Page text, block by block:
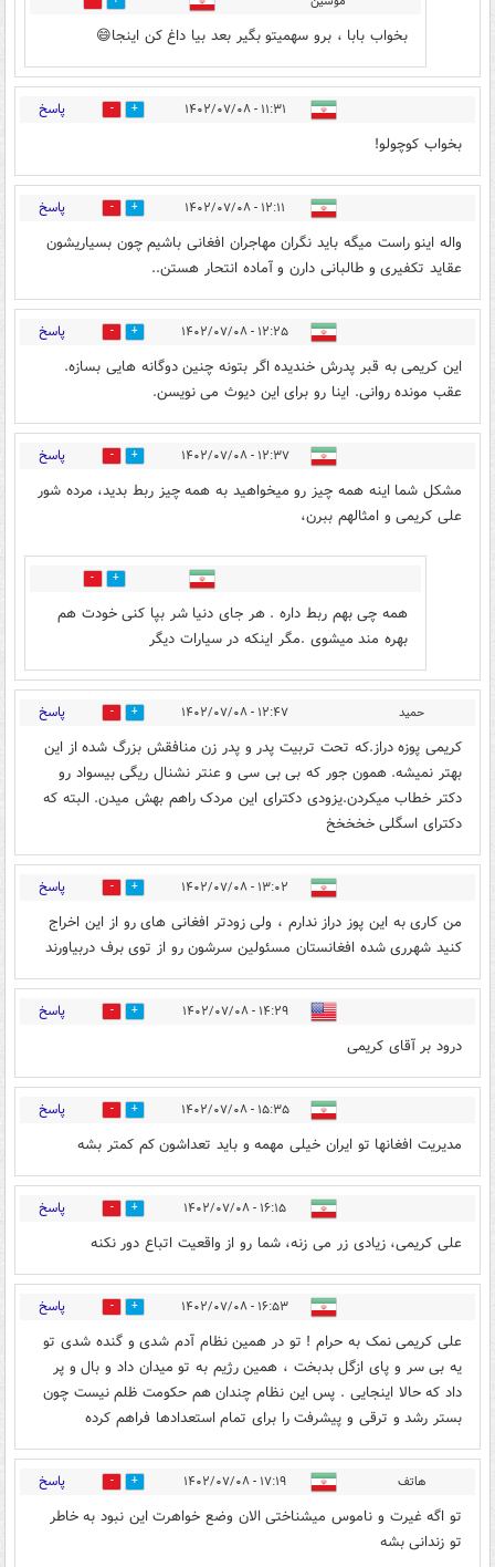
بخواب بابا ، برو سهمیتو بگیر بعد بیا داغ کن اینجا😄
۱۱:۳۱ - ۱۴۰۲/۰۷/۰۸ 11 پاسخ
بخواب کوچولو!
۱۲:۱۱ - ۱۴۰۲/۰۷/۰۸ 0 پاسخ
واله اینو راست میگه باید نگران مهاجران افغانی باشیم چون بسیاریشون
عقاید تکفیری و طالبانی دارن و آماده انتحار هستن..
۱۲:۲۵ - ۱۴۰۲/۰۷/۰۸ 0 پاسخ
این کریمی به قبر پدرش خندیده اگر بتونه چنین دوگانه هایی بسازه.
عقب مونده روانی. اینا رو برای این دیوث می نویسن.
۱۲:۳۷ - ۱۴۰۲/۰۷/۰۸ 15 پاسخ
مشکل شما اینه همه چیز رو میخواهید به همه چیز ربط بدید، مرده شور
علی کریمی و امثالهم ببرن،
0
همه چی بهم ربط داره . هر جای دنیا شر بپا کنی خودت هم
بهره مند میشوی .مگر اینکه در سیارات دیگر
حمید ۱۲:۴۷ - ۱۴۰۲/۰۷/۰۸ 0 پاسخ
کریمی پوزه دراز.که تحت تربیت پدر و پدر زن منافقش بزرگ شده از این
بهتر نمیشه. همون جور که بی بی سی و عنتر نشنال ریگی بیسواد رو
دکتر خطاب میکردن.یزودی دکترای این مردک راهم بهش میدن. البته که
دکترای اسگلی خخخخخ
۱۳:۰۲ - ۱۴۰۲/۰۷/۰۸ 2 پاسخ
من کاری به این پوز دراز ندارم ، ولی زودتر افغانی های رو از این اخراج
کنید شهرری شده افغانستان مسئولین سرشون رو از توی برف دربیاورند
۱۴:۲۹ - ۱۴۰۲/۰۷/۰۸ 0 پاسخ
درود بر آقای کریمی
۱۵:۳۵ - ۱۴۰۲/۰۷/۰۸ 1 پاسخ
مدیریت افغانها تو ایران خیلی مهمه و باید تعداشون کم کمتر بشه
۱۶:۱۵ - ۱۴۰۲/۰۷/۰۸ 0 پاسخ
علی کریمی، زیادی زر می زنه، شما رو از واقعیت اتباع دور نکنه
۱۶:۵۳ - ۱۴۰۲/۰۷/۰۸ 5 پاسخ
علی کریمی نمک به حرام ! تو در همین نظام آدم شدی و گنده شدی تو
یه بی سر و پای ازگل بدبخت ، همین رژیم به تو میدان داد و بال و پر
داد که حالا اینجایی . پس این نظام چندان هم حکومت ظلم نیست چون
بستر رشد و ترقی و پیشرفت را برای تمام استعدادها فراهم کرده
هاتف ۱۷:۱۹ - ۱۴۰۲/۰۷/۰۸ 4 پاسخ
تو اگه غیرت و ناموس میشناختی الان وضع خواهرت این نبود به خاطر
تو زندانی بشه